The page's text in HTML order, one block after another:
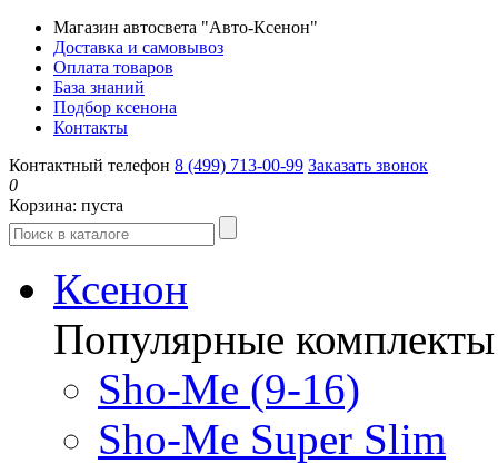
Магазин автосвета "Авто-Ксенон"
Доставка и самовывоз
Оплата товаров
База знаний
Подбор ксенона
Контакты
Контактный телефон 8 (499) 713-00-99 Заказать звонок
0
Корзина: пуста
Ксенон
Популярные комплекты
Sho-Me (9-16)
Sho-Me Super Slim